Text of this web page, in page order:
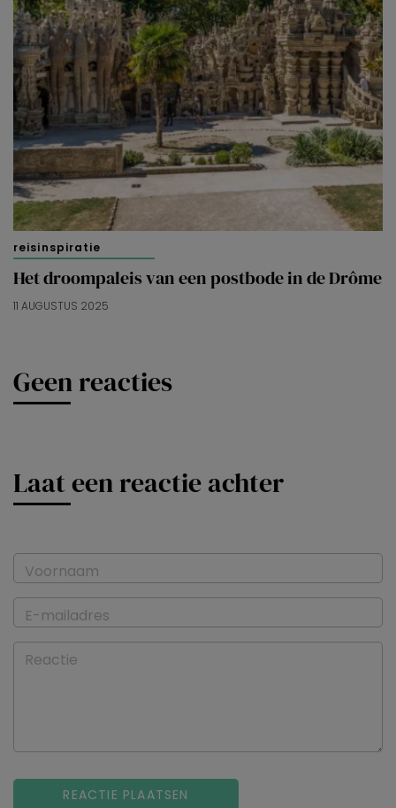
reisinspiratie
Het droompaleis van een postbode in de Drôme
11 AUGUSTUS 2025
Geen reacties
Laat een reactie achter
Voornaam
E-mailadres
Reactie